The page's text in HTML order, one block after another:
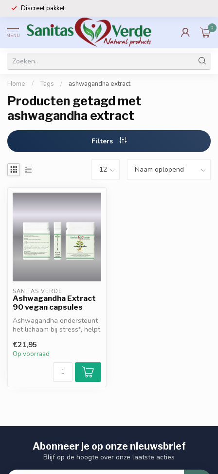
Discreet pakket
MENU
0
Home / Tags / ashwagandha extract
Producten getagd met
ashwagandha extract
Filters
SANITAS VERDE
Ashwagandha Extract
90 vegan capsules
Ashwagandha ondersteunt
het lichaam bij stress*, helpt
€21,95
Op voorraad
Abonneer je op onze nieuwsbrief
Blijf op de hoogte over onze laatste acties